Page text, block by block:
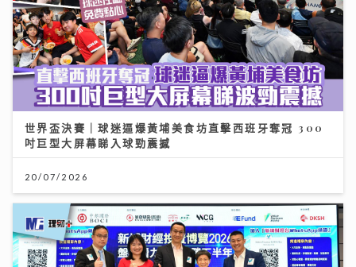
世界盃決賽｜球迷逼爆黃埔美食坊直擊西班牙奪冠 300
吋巨型大屏幕睇入球勁震撼
20/07/2026